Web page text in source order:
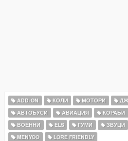
ADD-ON КОЛИ МОТОРИ
АВТОБУСИ
АВИАЦИЯ КОРАБИ
ВОЕННИ
ELS ГУМИ ЗВУЦИ
MENYOO
LORE FRIENDLY